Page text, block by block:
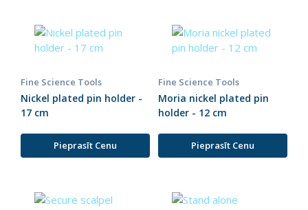
Fine Science Tools
Nickel plated pin holder -
17 cm
Pieprasīt Cenu
Fine Science Tools
Moria nickel plated pin
holder - 12 cm
Pieprasīt Cenu